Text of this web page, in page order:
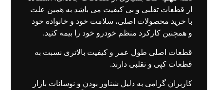
از قطعات تقلبی و بی کیفیت می باشد به همین علت
با خرید محصولات اصلی، سلامت خود و خانواده خود
و همچنین کارکرد منظم خودرو خود را بیمه کنید.
قطعات اصلی طول عمر و کیفیت بالاتری نسبت به
قطعات کپی و تقلبی دارند.
کاربران گرامی به دلیل شناور بودن و نوسانات بازار